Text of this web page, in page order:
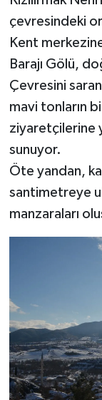
çevresindeki
Kent
Barajı Gölü,
Çevresini
mavi tonların
ziyaretçilerine
sunuyor.
Öte yandan, kar
santimetreye
manzaraları
Uğurludağ
Sağlık